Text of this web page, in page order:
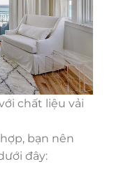
chất liệu vải
bạn nên
đây: